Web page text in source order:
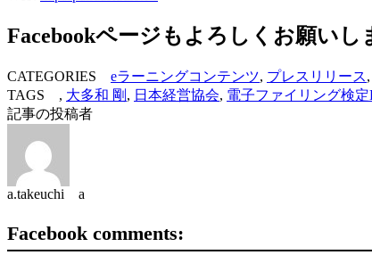
Facebookページもよろしくお願いし
CATEGORIES eラーニングコンテンツ, プレスリリース,
TAGS , 大多和 剛 , 日本経営協会, 電子ファイリング検定
記事の投稿者
a.takeuchi a
Facebook comments: